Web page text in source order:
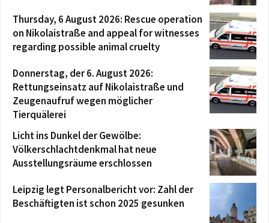
Thursday, 6 August 2026: Rescue operation
on Nikolaistraße and appeal for witnesses
regarding possible animal cruelty
Donnerstag, der 6. August 2026:
Rettungseinsatz auf Nikolaistraße und
Zeugenaufruf wegen möglicher
Tierquälerei
Licht ins Dunkel der Gewölbe:
Völkerschlachtdenkmal hat neue
Ausstellungsräume erschlossen
Leipzig legt Personalbericht vor: Zahl der
Beschäftigten ist schon 2025 gesunken